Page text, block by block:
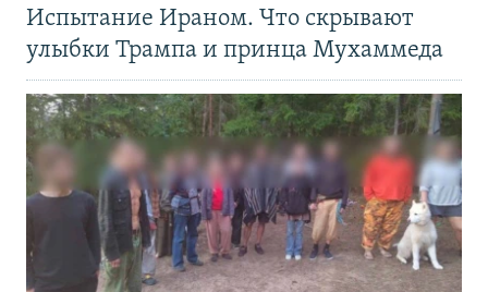
Испытание Ираном. Что скрывают
улыбки Трампа и принца Мухаммеда